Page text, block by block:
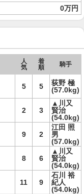
0万円
人
気
着
順
騎手
5 5
荻野 極
(57.0kg)
2 3
▲川又
賢治
(54.0kg)
9 2
江田 照
男
(57.0kg)
8 6
▲川又
賢治
(54.0kg)
11 9
石川 裕
紀人
(54.0kg)